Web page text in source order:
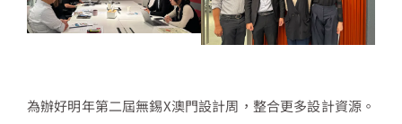
為辦好明年第二屆無錫X澳門設計周，整合更多設計資源。